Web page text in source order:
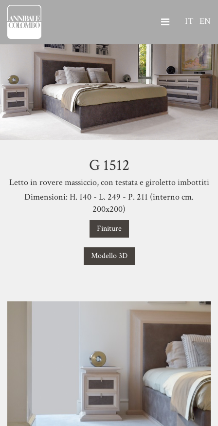
IT EN
G 1512
Letto in rovere massiccio, con testata e giroletto imbottiti
Dimensioni: H. 140 - L. 249 - P. 211 (interno cm.
200x200)
Finiture
Modello 3D